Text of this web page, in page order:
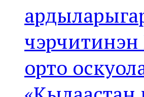
орто